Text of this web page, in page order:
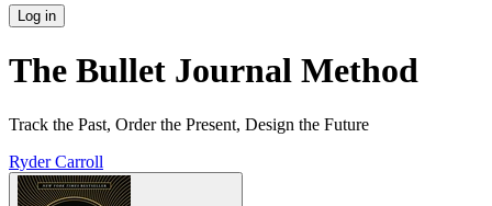
Log in
The Bullet Journal Method
Track the Past, Order the Present, Design the Future
Ryder Carroll